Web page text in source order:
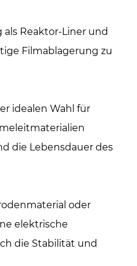
Reaktor-Liner und
Filmablagerung zu
idealen Wahl für
die Lebensdauer des
oder
elektrische
die Stabilität und